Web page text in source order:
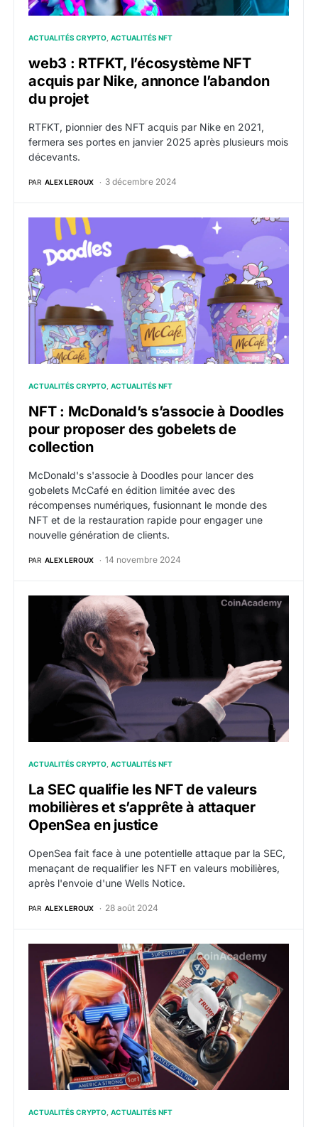
ACTUALITÉS CRYPTO ACTUALITÉS NFT
web3 : RTFKT, l’écosystème NFT
acquis par Nike, annonce l’abandon
du projet
RTFKT, pionnier des NFT acquis par Nike en 2021,
fermera ses portes en janvier 2025 après plusieurs mois
décevants.
PAR ALEX LEROUX 3 décembre 2024
NFT : McDonald’s s’associe à Doodles pour
ACTUALITÉS CRYPTO ACTUALITÉS NFT
NFT : McDonald’s s’associe à Doodles
pour proposer des gobelets de
collection
McDonald's s'associe à Doodles pour lancer des
gobelets McCafé en édition limitée avec des
récompenses numériques, fusionnant le monde des
NFT et de la restauration rapide pour engager une
nouvelle génération de clients.
PAR ALEX LEROUX 14 novembre 2024
La SEC qualifie les NFT de valeurs mobilières et
ACTUALITÉS CRYPTO ACTUALITÉS NFT
La SEC qualifie les NFT de valeurs
mobilières et s’apprête à attaquer
OpenSea en justice
OpenSea fait face à une potentielle attaque par la SEC,
menaçant de requalifier les NFT en valeurs mobilières,
après l'envoie d'une Wells Notice.
PAR ALEX LEROUX 28 août 2024
Donald Trump lance une nouvelle collection NFT
ACTUALITÉS CRYPTO ACTUALITÉS NFT